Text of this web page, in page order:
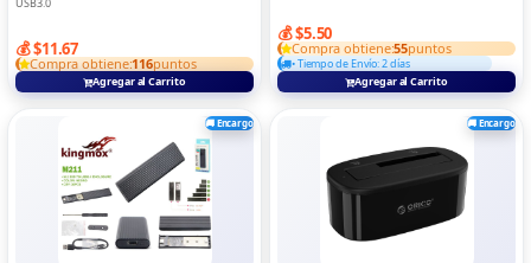
💰 $11.67
Compra obtiene:116puntos
Agregar al Carrito
💰 $5.50
Compra obtiene:55puntos
• Tiempo de Envío: 2 días
Agregar al Carrito
🚚 Encargo 🚚 Encargo